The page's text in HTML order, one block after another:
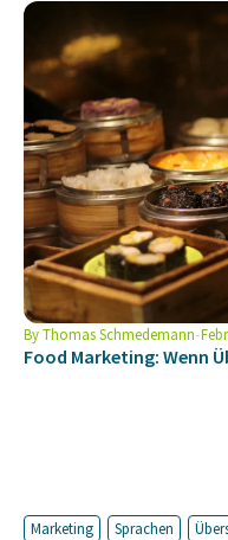
ByThomas Schmedemann
Food Marketing: Wenn
Marketing Sprachen